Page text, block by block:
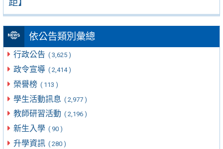
依公告類別彙總
行政公告 ( 3,625 )
政令宣導 ( 2,414 )
榮譽榜 ( 113 )
學生活動訊息 ( 2,977 )
教師研習活動 ( 2,196 )
新生入學 ( 90 )
升學資訊 ( 280 )